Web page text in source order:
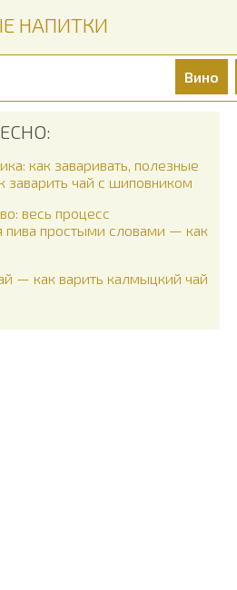
НАПИТКИ
Вино
как заваривать, полезные
заварить чай с шиповником
весь процесс
пива простыми словами — как
— как варить калмыцкий чай